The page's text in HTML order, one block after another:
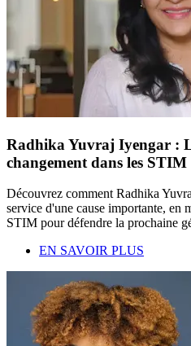
Radhika Yuvraj Iyengar :
changement dans les
Découvrez comment Radhika
service d'une cause importante, en
STIM pour défendre la prochaine
EN SAVOIR PLUS